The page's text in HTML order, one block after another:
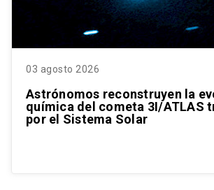
03 agosto 2026
Astrónomos reconstruyen la
química del cometa 3I/ATLAS
por el Sistema Solar